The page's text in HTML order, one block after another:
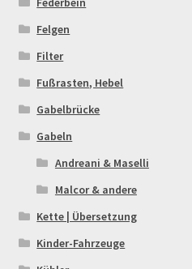
Pitbike Junior
Pitbike-Training
Pitbikestrecken in Spanien –
TOPstrecken
POLITICA DE COOKIES
Registration
Rennserien-Veranstalter
Felgen
Filter
Fußrasten, Hebel
Gabelbrücke
Gabeln
Andreani & Maselli
Malcor & andere
Kette | Übersetzung
Kinder-Fahrzeuge